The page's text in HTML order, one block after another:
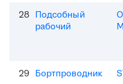
28 Подсобный
рабочий
29 Бортпроводник